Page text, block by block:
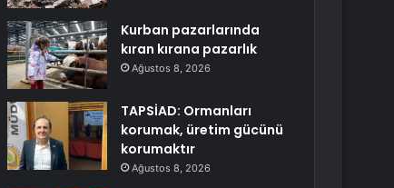
Kurban pazarlarında
kıran kırana pazarlık
Ağustos 8, 2026
TAPSİAD: Ormanları
korumak, üretim gücünü
korumaktır
Ağustos 8, 2026